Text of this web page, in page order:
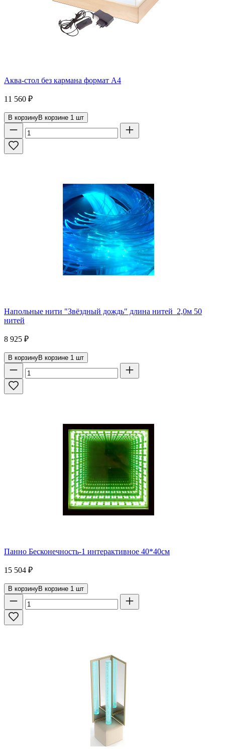
Аква-стол без кармана формат А4
11 560 ₽
В корзинуВ корзине 1 шт
Напольные нити "Звёздный дождь" длина нитей 2,0м 50
нитей
8 925 ₽
В корзинуВ корзине 1 шт
Панно Бесконечность-1 интерактивное 40*40см
15 504 ₽
В корзинуВ корзине 1 шт